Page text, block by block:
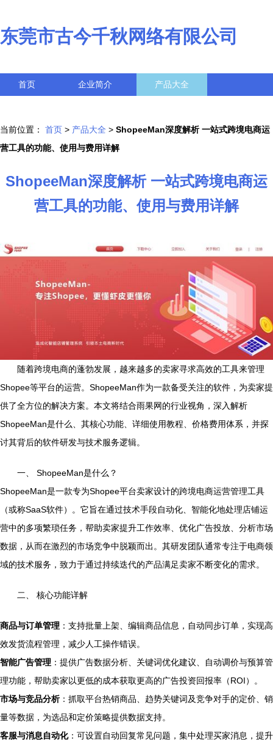
东莞市古今千秋网络有限公司
首页 企业简介 产品大全
当前位置： 首页 > 产品大全 > ShopeeMan深度解析 一站式跨境电商运
营工具的功能、使用与费用详解
ShopeeMan深度解析 一站式跨境电商运
营工具的功能、使用与费用详解
随着跨境电商的蓬勃发展，越来越多的卖家寻求高效的工具来管理
Shopee等平台的运营。ShopeeMan作为一款备受关注的软件，为卖家提
供了全方位的解决方案。本文将结合雨果网的行业视角，深入解析
ShopeeMan是什么、其核心功能、详细使用教程、价格费用体系，并探
讨其背后的软件研发与技术服务逻辑。
一、 ShopeeMan是什么？
ShopeeMan是一款专为Shopee平台卖家设计的跨境电商运营管理工具
（或称SaaS软件）。它旨在通过技术手段自动化、智能化地处理店铺运
营中的多项繁琐任务，帮助卖家提升工作效率、优化广告投放、分析市场
数据，从而在激烈的市场竞争中脱颖而出。其研发团队通常专注于电商领
域的技术服务，致力于通过持续迭代的产品满足卖家不断变化的需求。
二、 核心功能详解
商品与订单管理 ：支持批量上架、编辑商品信息，自动同步订单，实现高
效发货流程管理，减少人工操作错误。
智能广告管理 ：提供广告数据分析、关键词优化建议、自动调价与预算管
理功能，帮助卖家以更低的成本获取更高的广告投资回报率（ROI）。
市场与竞品分析：抓取平台热销商品、趋势关键词及竞争对手的定价、销
量等数据，为选品和定价策略提供数据支持。
客服与消息自动化：可设置自动回复常见问题，集中处理买家消息，提升